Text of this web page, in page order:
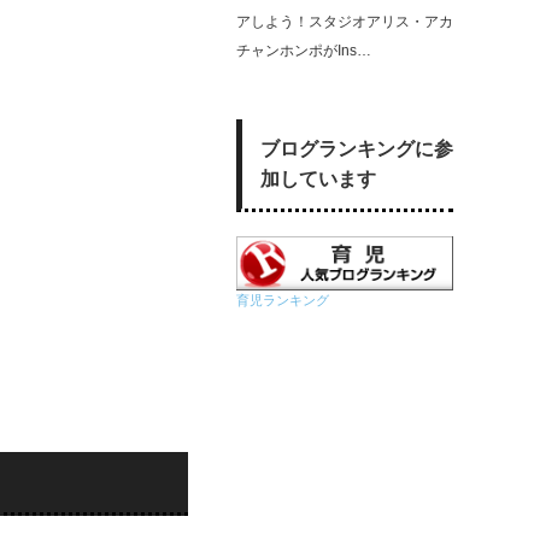
アしよう！スタジオアリス・アカ
チャンホンポがIns…
ブログランキングに参
加しています
育児ランキング